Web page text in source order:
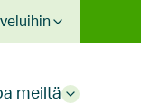
meiltä